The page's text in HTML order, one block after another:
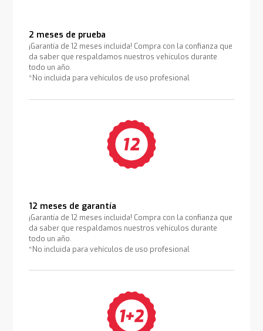
2 meses de prueba
¡Garantía de 12 meses incluida! Compra con la confianza que
da saber que respaldamos nuestros vehículos durante
todo un año.
*No incluida para vehículos de uso profesional
12 meses de garantía
¡Garantía de 12 meses incluida! Compra con la confianza que
da saber que respaldamos nuestros vehículos durante
todo un año.
*No incluida para vehículos de uso profesional